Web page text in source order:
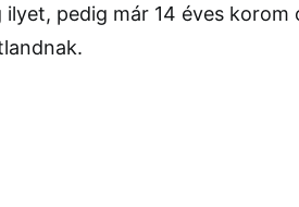
ilyet, pedig már 14 éves korom